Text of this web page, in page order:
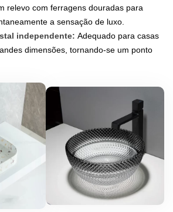
relevo com ferragens douradas para
a sensação de luxo.
independente: Adequado para casas
dimensões, tornando-se um ponto